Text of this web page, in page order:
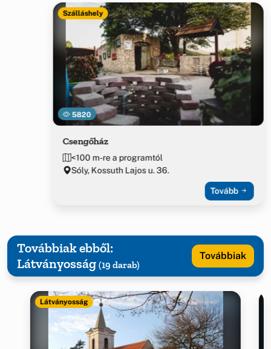
5820
Szálláshely
Csengőház
<100 m-re a programtól
Sóly, Kossuth Lajos u. 36.
Tovább
Továbbiak ebből:
Látványosság (19 darab)
Továbbiak
Látványosság